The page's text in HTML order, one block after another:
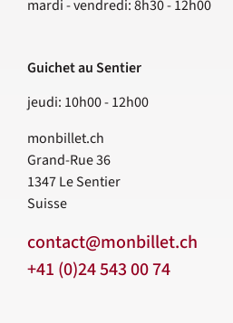
mardi - vendredi: 8h30 - 12h00
Guichet au Sentier
jeudi: 10h00 - 12h00
monbillet.ch
Grand-Rue 36
1347Le Sentier
Suisse
contact@monbillet.ch
+41 (0)24 543 00 74